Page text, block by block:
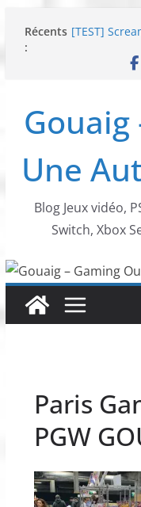
Récents
:
[TEST]
SWITCH 2 :
SNK
NEOGEO
Gouaig
Une
Blog Jeux vidéo,
Switch, Xbox
Paris
PGW